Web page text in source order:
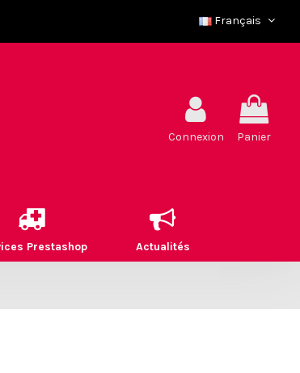
Français
Connexion Panier
Prestashop Actualités